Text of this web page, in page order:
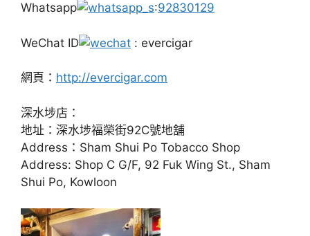
Whatsapp :92830129
WeChat ID : evercigar
網頁： http://evercigar.com
深水埗店：
地址：深水埗福榮街92C號地舖
Address：Sham Shui Po Tobacco Shop
Address: Shop C G/F, 92 Fuk Wing St., Sham
Shui Po, Kowloon